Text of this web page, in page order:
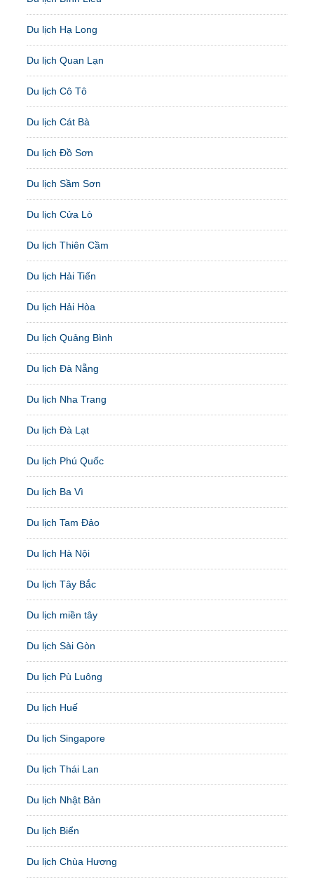
Du lịch Hạ Long
Du lịch Quan Lạn
Du lịch Cô Tô
Du lịch Cát Bà
Du lịch Đồ Sơn
Du lịch Sầm Sơn
Du lịch Cửa Lò
Du lịch Thiên Cầm
Du lịch Hải Tiến
Du lịch Hải Hòa
Du lịch Quảng Bình
Du lịch Đà Nẵng
Du lịch Nha Trang
Du lịch Đà Lạt
Du lịch Phú Quốc
Du lịch Ba Vì
Du lịch Tam Đảo
Du lịch Hà Nội
Du lịch Tây Bắc
Du lịch miền tây
Du lịch Sài Gòn
Du lịch Pù Luông
Du lịch Huế
Du lịch Singapore
Du lịch Thái Lan
Du lịch Nhật Bản
Du lịch Biển
Du lịch Chùa Hương